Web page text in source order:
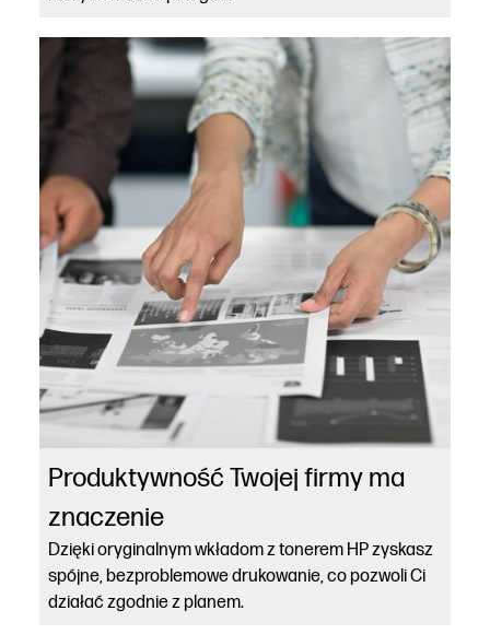
Produktywność Twojej firmy ma
znaczenie
Dzięki oryginalnym wkładom z tonerem HP zyskasz
spójne, bezproblemowe drukowanie, co pozwoli Ci
działać zgodnie z planem.